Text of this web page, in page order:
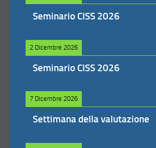
Seminario CISS 2026
2 Dicembre 2026
Seminario CISS 2026
7 Dicembre 2026
Settimana della valutazione